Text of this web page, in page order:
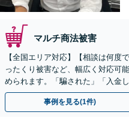
マルチ商法被害
【全国エリア対応】【相談は何度
ったくり被害など、幅広く対応可
められます。「騙された」「入金
早めにご相談ください。【電話・
事例を見る(1件)